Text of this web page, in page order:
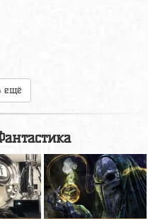
ещё